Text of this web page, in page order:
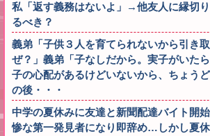
私「返す義務はないよ」→他友人に縁切
るべき？
義弟「子供３人を育てられないから引き
ぜ？」義弟「子なしだから。実子がいた
子の心配があるけどいないから、ちょう
の後・・・
中学の夏休みに友達と新聞配達バイト開
惨な第一発見者になり即辞め…しかし夏